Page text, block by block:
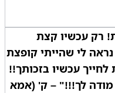
רק עכשיו קצת
לי שהייתי קופצת
עכשיו בזכותך!!
מודה לך!!!" – ק' (אמא